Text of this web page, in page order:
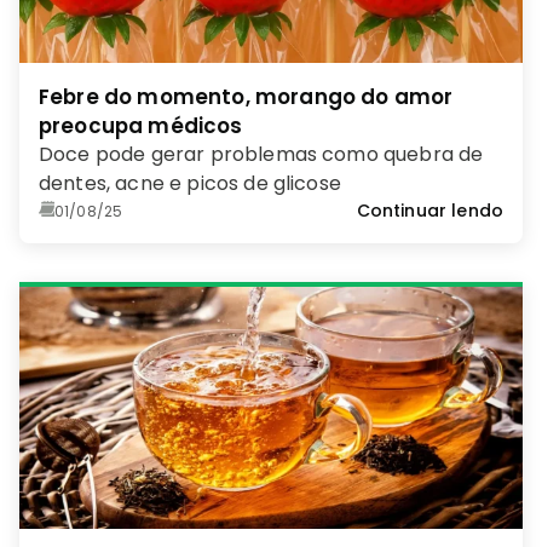
Febre do momento, morango do amor
preocupa médicos
Doce pode gerar problemas como quebra de
dentes, acne e picos de glicose
01/08/25 Continuar lendo